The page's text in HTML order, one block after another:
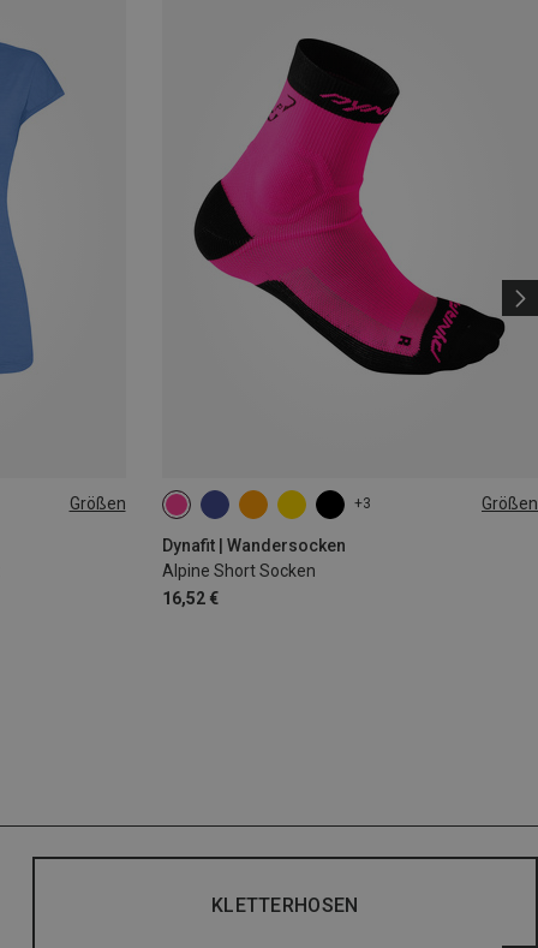
Größen +3 Größen
Dynafit | Wandersocken
Alpine Short Socken
16,52 €
35|36|37|38 39|40|41|42
KLETTERHOSEN